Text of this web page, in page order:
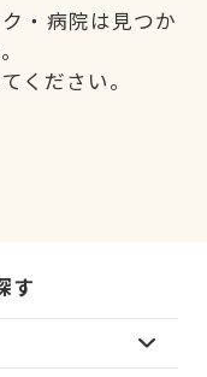
・病院は見つか
ください。
す